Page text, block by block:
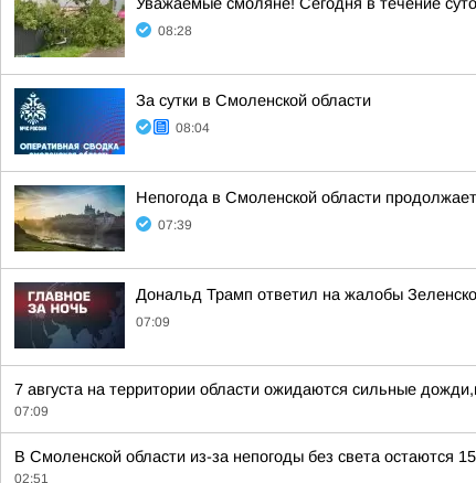
08:28
За сутки в Смоленской области
08:04
Непогода в Смоленской области
07:39
Дональд Трамп ответил на жалобы
07:09
7 августа на территории области ожидаются сильные
07:09
В Смоленской области из-за непогоды без света остаются
02:51